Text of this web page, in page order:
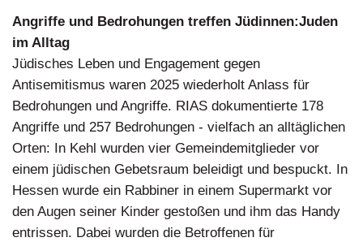
Angriffe und Bedrohungen treffen Jüdinnen:Juden
im Alltag
Jüdisches Leben und Engagement gegen
Antisemitismus waren 2025 wiederholt Anlass für
Bedrohungen und Angriffe. RIAS dokumentierte 178
Angriffe und 257 Bedrohungen - vielfach an alltäglichen
Orten: In Kehl wurden vier Gemeindemitglieder vor
einem jüdischen Gebetsraum beleidigt und bespuckt. In
Hessen wurde ein Rabbiner in einem Supermarkt vor
den Augen seiner Kinder gestoßen und ihm das Handy
entrissen. Dabei wurden die Betroffenen für